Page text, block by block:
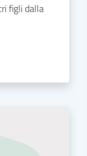
figli dalla